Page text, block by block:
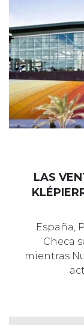
LAS
España,
Checa
mientras